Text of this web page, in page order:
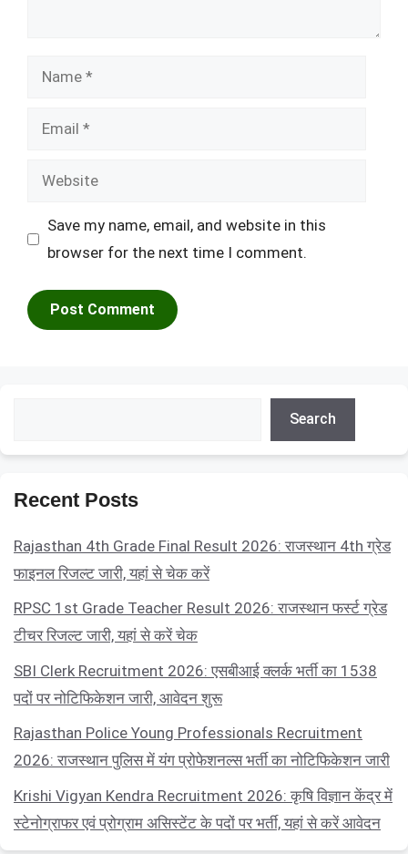
Name
Email
Website
Save my name, email, and website in this
browser for the next time I comment.
Search
Recent Posts
Rajasthan 4th Grade Final Result 2026: राजस्थान 4th ग्रेड
फाइनल रिजल्ट जारी, यहां से चेक करें
RPSC 1st Grade Teacher Result 2026: राजस्थान फर्स्ट ग्रेड
टीचर रिजल्ट जारी, यहां से करें चेक
SBI Clerk Recruitment 2026: एसबीआई क्लर्क भर्ती का 1538
पदों पर नोटिफिकेशन जारी, आवेदन शुरू
Rajasthan Police Young Professionals Recruitment
2026: राजस्थान पुलिस में यंग प्रोफेशनल्स भर्ती का नोटिफिकेशन जारी
Krishi Vigyan Kendra Recruitment 2026: कृषि विज्ञान केंद्र में
स्टेनोग्राफर एवं प्रोग्राम असिस्टेंट के पदों पर भर्ती, यहां से करें आवेदन